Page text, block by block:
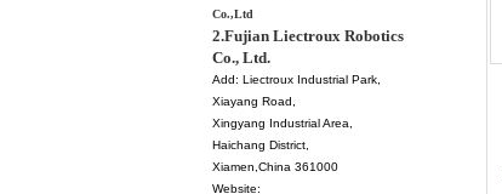
Co.,Ltd
2.Fujian Liectroux Robotics
Co., Ltd.
Add: Liectroux Industrial Park,
Xiayang Road,
Xingyang Industrial Area,
Haichang District,
Xiamen ,China 361000
Website: